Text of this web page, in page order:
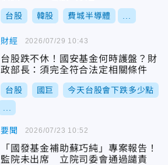
台股 韓股 費城半導體
財經
台股跌不休！國安基金何時護盤？財
政部長：須完全符合法定相關條件
台股 國巨 今天台股會下跌多少點
2026/07/29 10:43
要聞
「國發基金補助蘇巧純」專案報告！
監院未出席 立院司委會通過譴責
2026/07/23 10:52